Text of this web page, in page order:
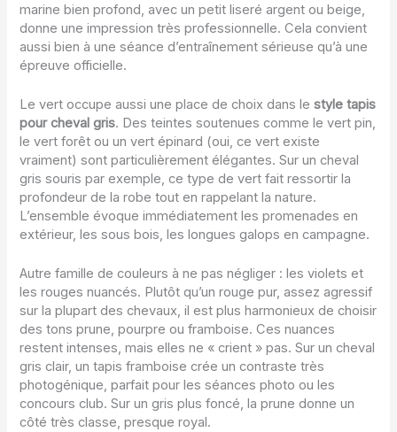
marine bien profond, avec un petit liseré argent ou beige,
donne une impression très professionnelle. Cela convient
aussi bien à une séance d’entraînement sérieuse qu’à une
épreuve officielle.
Le vert occupe aussi une place de choix dans lestyle tapis
pour cheval gris. Des teintes soutenues comme le vert pin,
le vert forêt ou un vert épinard (oui, ce vert existe
vraiment) sont particulièrement élégantes. Sur un cheval
gris souris par exemple, ce type de vert fait ressortir la
profondeur de la robe tout en rappelant la nature.
L’ensemble évoque immédiatement les promenades en
extérieur, les sous bois, les longues galops en campagne.
Autre famille de couleurs à ne pas négliger : les violets et
les rouges nuancés. Plutôt qu’un rouge pur, assez agressif
sur la plupart des chevaux, il est plus harmonieux de choisir
des tons prune, pourpre ou framboise. Ces nuances
restent intenses, mais elles ne « crient » pas. Sur un cheval
gris clair, un tapis framboise crée un contraste très
photogénique, parfait pour les séances photo ou les
concours club. Sur un gris plus foncé, la prune donne un
côté très classe, presque royal.